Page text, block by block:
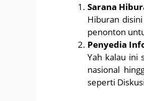
Sarana
Hiburan
penonton
Penyedia
Yah kalau ini
nasional
seperti